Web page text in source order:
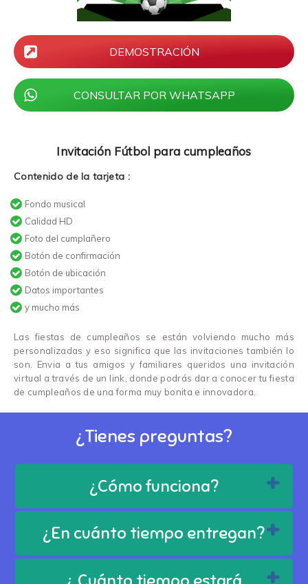
Invitación Fútbol para cumpleaños
Contenido de la tarjeta :
Fondo musical
Calidad HD
Foto del cumplañero
Botón de confirmación
Botón de ubicación
Datos importantes
y mucho más
Las fiestas de cumpleaños se están volviendo mucho más
personalizadas y eso significa que las invitaciones también lo
son. Envia a tus amigos y familiares queridos una invitación
virtual a través de un link, donde podrás dar a conocer tu fiesta
de cumpleaños de una forma muy bonita e innovadora.
DEMOSTRACIÓN
CONSULTAR POR WHATSAPP
¿Tienes preguntas?
¿Cómo funciona?
¿En cuánto tiempo entregan?